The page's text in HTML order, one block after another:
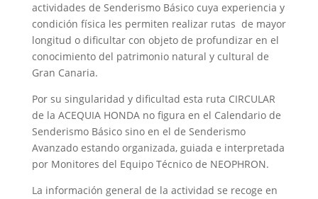
actividades de Senderismo Básico cuya experiencia y
condición física les permiten realizar rutas de mayor
longitud o dificultar con objeto de profundizar en el
conocimiento del patrimonio natural y cultural de
Gran Canaria.
Por su singularidad y dificultad esta ruta CIRCULAR
de la ACEQUIA HONDA no figura en el Calendario de
Senderismo Básico sino en el de Senderismo
Avanzado estando organizada, guiada e interpretada
por Monitores del Equipo Técnico de NEOPHRON.
La información general de la actividad se recoge en